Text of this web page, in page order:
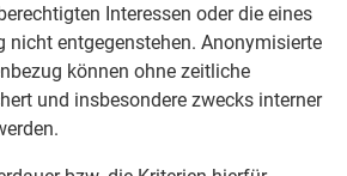
Interessen oder die eines
nicht entgegenstehen. Anonymisierte
können ohne zeitliche
und insbesondere zwecks interner